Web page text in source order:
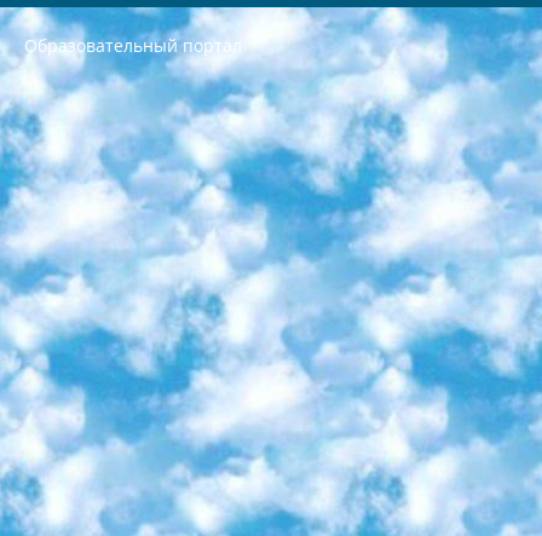
Образовательный портал
РЕСПУБЛИКА УЗБЕКИСТАН МИНИСТРЕРСТВО ДОШКОЛЬНОГО И ШКОЛЬНОГО ОБРАЗОВАНИЯ КОМАНДА в общеобразовательных учреждениях в 2023-2024 учебном году организация и проведение итоговой государственной аттестации обучающихся о Министра дошкольного и школьного образования Республики Узбекистан от 4 марта 2008 года (постановлением Минюста от 20 марта 2008 года № 1778 государственной регистрации) «Итоговое состояние учащихся общего среднего образования на основании положения об утверждении положения об аттестации общего среднего образования выпускной экзамен студентов в образовательных учреждениях в 2023-2024 учебном году В целях организации и прохождения аттестации приказываю: 1. Следующее: перечень предметов, по которым будет проводиться итоговая государственная аттестация и экзамен формы перевода согласно приложению 1; сертификаты международного образца, оценивающие уровень владения иностранными языками перечень согласно приложению 2; 2. Педагогический при специализированных образовательных учреждениях. научно-практический центр квалификации и международной оценки (Д.Давидова) 2024 г. До 25 марта: задания по предметам, по которым будет проводиться итоговая аттестация разработка и утверждение технических условий; итоговая аттестация на основании разработанного предметного задания разработка вопросов по предметам (устно и письменно), экзамен передача; общеобразовательные средние школы и специальные учебные заведения учащиеся выпускных классов школ и интернатов в агентской системе подготовка базы данных экзаменационных материалов и критериев оценки; перевод базы экзаменационных материалов на все языки обучения подать в Республиканский образовательный центр для изготовления; варианты экзаменов на основе разработанных контрольных материалов пусть будут поставлены задачи формирования. 3. Республиканский образовательный центр (Ш.Худайкулов) до 5 апреля 2024 года. до: база данных предоставленных экзаменационных материалов на все языки обучения перевод и экспертиза; для слепых, слабовидящих, глухих, слабослышащих и умственно отсталых детей учащиеся выпускных классов специализированных школ и школ-интернатов база данных экзаменационных материалов на всех преподаваемых языках подготовка критериев оценки; специализированные школы для умственно отсталых детей и технологии для учащихся выпускных классов школ-интернатов разработка соответствующих рекомендаций и критериев проведения ЕГЭ по естествознанию давать задания. 4. Педагогический при специализированных образовательных учреждениях. Научно-практический центр навыков и международной оценки (Д.Давидова), Республика образовательный центр (Худайкулов Ш.) итоговый государственный аттестационный экзамен ориентирован на творческое и логическое мышление при подготовке базы материалов учитывать введение заданий. 5. Следует отметить, что: сертификат государственного образца о знании общеобразовательного предмета и как минимум национальный уровень B1 по предметам на иностранных языках, указанным в Приложении 2. или международно признанный сертификат эквивалентного уровня студенты, изучающие определенный предмет, освобождаются от экзамена; по соответствующим предметам запланирована итоговая государственная аттестация за день до дня, путем жеребьевки Рабочей группой (в письменной форме по предметам, проводимым в форме) из числа сформированных вариантов выбрано 2 варианта; 2 выбранных варианта экзамена анонсированы на официальном сайте министерства и все выпускники по всей стране на основе этих вариантов проводит итоговую государственную аттестацию. 6. Государственное образование учащихся средних общеобразовательных учреждений. знания в соответствии с квалификационными требованиями, которые необходимо приобрести на основании стандартов итоговый (выпускной) контроль для 9 и 11 классов в целях тестирования Экзамены (далее – экзамены) состоят из предметов, перечисленных в приложении 1. будет сделано. 7. Экзамены пройдут с 26 мая по 15 июня 2024 г. (кроме науки физического воспитания). 8. Физическая для учащихся 9 классов общесредних образовательных учреждений. Экзамены по предмету «Образование, квалификация медицина» 1-6 мая 2024 года. сотрудники перевести под присмотр (с отклонениями в физическом или умственном развитии) специализированная школа для детей, школы-интернаты и со сколиозом школы-интернаты санаторного типа для больных детей исключены). 9. Он был слепым, слабовидящим и имел нарушения опорно-двигательного аппарата. экзамены в специализированных школах и интернатах для детей должны проводиться исходя из требований, предъявляемых к общеобразовательным учреждениям (физкультура кроме науки). 10. Специализированная школа для глухих и слабослышащих детей. и экзамены в интернатах и быть реализован в виде письменного теста по математике. 11. Специальность для умственно отсталых детей. Для 9 класса Родной язык и литературное письмо Государственный язык (язык обучения – узбекский). для неклассов) написано Математическое письмо Письменная/устная история Узбекистана Физическое воспитание практично Итоговый контроль Для 11 класса Написание родного языка и литературы (эссе) Математическое письмо Узбекский язык (обучение на узбекском языке) не посещающее общее среднее образование для учреждений)/Образовательное учреждение выбор письменный и устный Иностранный язык письменный/устный Письменная/устная история Узбекистана *По выбору студента:  Химия  Физика  Основы государственного права  География 10 бесплатных образовательных ресурсов - Мы составили подборку онлайн-проектов с интерактивными упражнениями, видеолекциями и статьями. Они помогут вам обрести новые и освежить старые знания бесплатно. 1. «ИНТУИТ» Старейшая образовательная площадка Рунета. Здесь вы найдёте сотни текстовых и видеокурсов на десятки различных тем — от программирования до психологии. Многие курсы подготовлены российскими университетами и крупными международными компаниями вроде Intel и Microsoft. Самостоятельное обучение бесплатное, но желающие могут оплатить услуги персональных наставников. 2. «Смартия» знакомит с актуальными профессиями и подсказывает, как им обучаться. Выбрав заинтересовавшую вас специальность — SMM-специалист, фотограф, веб-дизайнер или другую, — увидите список необходимых для неё умений. Чтобы вы могли освоить их самостоятельно, для каждого умения площадка отображает подборку ссылок на учебные материалы. Хотя «Смартия» ориентируется на русскоязычную аудиторию, часть контента всё же доступна только на английском. 3. «Лекторий Физтеха» Проект Московского физико-технического института (Физтеха). С его помощью вы можете смотреть онлайн серии лекций, записанные на видео в этом вузе. В числе доступных предметов — физика, биология, химия, информационные технологии и другие. К некоторым лекциям администрация ресурса прилагает готовые конспекты, которые можно скачивать в PDF-формате. 4. ITMOcourses Онлайн-площадка Санкт-Петербургского национального исследовательского университета информационных технологий, механики и оптики (ИТМО). Ресурс предоставляет свободный доступ к курсам, разработанным в этом вузе. Каталог материалов разбит на четыре категории: «Оптические системы и технологии», «Приборостроение и робототехника», «Информационные технологии» и «Биотехнологии». Курсы состоят из видеолекций, интерактивных демонстраций и заданий. 5. «КиберЛенинка» Электронная научная библиотека открытого доступа. Каталог площадки регулярно обрастает текстами статей из различных научных изданий. Сгруппированные по журналам и рубрикам публикации можно читать онлайн или скачивать целиком в PDF-формате. Проект нацелен на популяризацию науки за счёт открытого доступа к качественной информации. 6. «ПостНаука» На этом ресурсе публикуют подборки видеолекций, составленные экспертами из разных отраслей и объединённые общими темами. Среди них, к примеру, есть серии «Биоинформатика и геномика», «Культура средневековой Скандинавии» и Cinema Studies о теории кино. Каждая подборка лекций — логически связанная история, рассказанная экспертом от первого лица. Кроме того, на сайте появляются научно-образовательные статьи и тесты на разные темы. 7. «Newочём» Команда проекта «Newочём» отбирает самые интересные тексты из англоязычных СМИ и переводит те из них, за которые голосуют участники сообщества «ВКонтакте». По большей части это научно-популярные статьи. Редакторы придумывают лишь заголовки, в остальном содержание переводов соответствует оригиналам. Полные тексты можно читать прямо в социальной сети. 8. InternetUrok Онлайн-база материалов по основным дисциплинам школьной программы. Информация на сайте структурирована по классам, предметам и темам (урокам). Каждый урок состоит из видеолекций и конспектов. Есть также интерактивные тренажёры и тесты для закрепления пройденного материала. Даже если вы давно окончили школу, возможность повторить программу старших классов всегда может пригодиться. 9. Edutainme Ещё один ресурс об образовании. В отличие от Newtonew, как мне кажется, Edutainme больше ориентируется на представителей индустрии: педагогов, предпринимателей, разработчиков образовательных проектов. Но и любой, кто просто стремится к саморазвитию, найдёт на сайте много полезного и интересного для себя. Например, информацию о новых курсах и образовательных сервисах. 10. Newtonew Онлайн-медиа об образовании и обучении в широком смысле. Авторы Newtonew пишут об инструментах, заведениях, тактиках и стратегиях, которые помогают учить других и получать новые знания самостоятельно. На этой площадке вы найдёте новости, обзоры, аналитические мат